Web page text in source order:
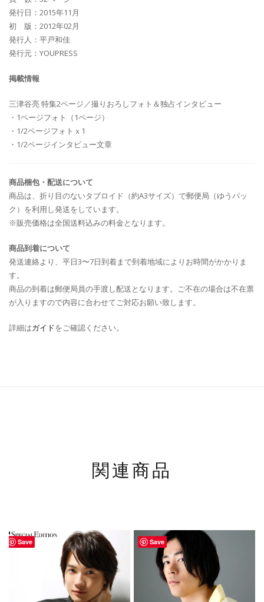
発行日：2015年11月
初 版：2012年02月
発行人：平戸和佳
発行元：YOUPRESS
掲載情報
三津谷亮 特集2ページ／撮りおろしフォト＆独占インタビュー
・1ページフォト（1ページ）
・1/2ページフォトｘ1
・1/2ページインタビュー文章
商品梱包・配送について
商品は、折り目のないタブロイド（約A3サイズ）で郵便局（ゆうパッ
ク）を利用し発送をしています。
※販売価格は全国送料込みの料金となります。
商品到着について
発送連絡より、平日3〜7日到着まで到着地域によりお時間がかかりま
す。
商品の到着は郵便局員の手渡し配送となります。ご不在の場合は不在票
が入りますので内容に合わせてご対応お願い致します。
詳細はガイドをご確認ください。
関連商品
Save Save